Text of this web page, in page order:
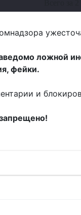
ложной
фейки.
и